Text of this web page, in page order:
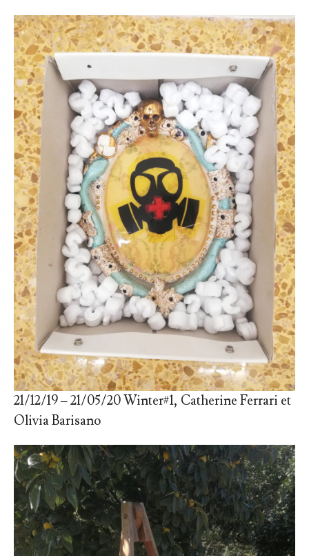
21/12/19 – 21/05/20 Winter#1, Catherine Ferrari et
Olivia Barisano